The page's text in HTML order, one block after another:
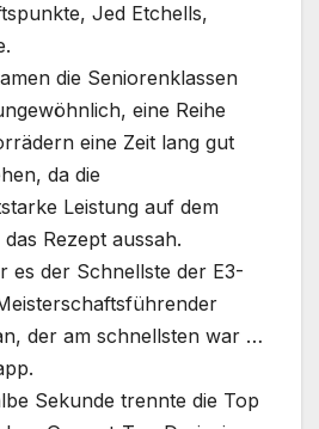
Jed Etchells,
die Seniorenklassen
eine Reihe
eine Zeit lang gut
da die
Leistung auf dem
Rezept aussah.
es der Schnellste der E3-
der am schnellsten war …
Sekunde trennte die Top